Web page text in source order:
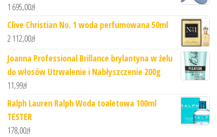
1 695,00zł
Clive Christian No. 1 woda perfumowana 50ml
2 112,00zł
Joanna Professional Brillance brylantyna w żelu
do włosów Utrwalenie i Nabłyszczenie 200g
11,99zł
Ralph Lauren Ralph Woda toaletowa 100ml
TESTER
178,00zł